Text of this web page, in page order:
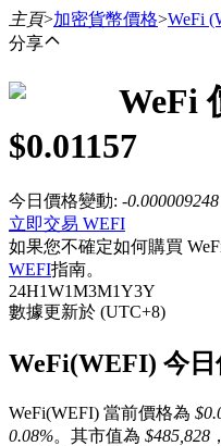
USDT永續
主頁>加密貨幣價格>WeFi
分享
WeFi
$0.01157
今日價格變動: -0.000009248
立即交易 WEFI
如果您不確定如何購買
WEFI指南。
24H1W1M3M1Y3Y
數據更新於 (UTC+8)
WeFi(WEFI) 今日
WeFi(WEFI) 當前價格為
0.08%。其市值為 $485,828